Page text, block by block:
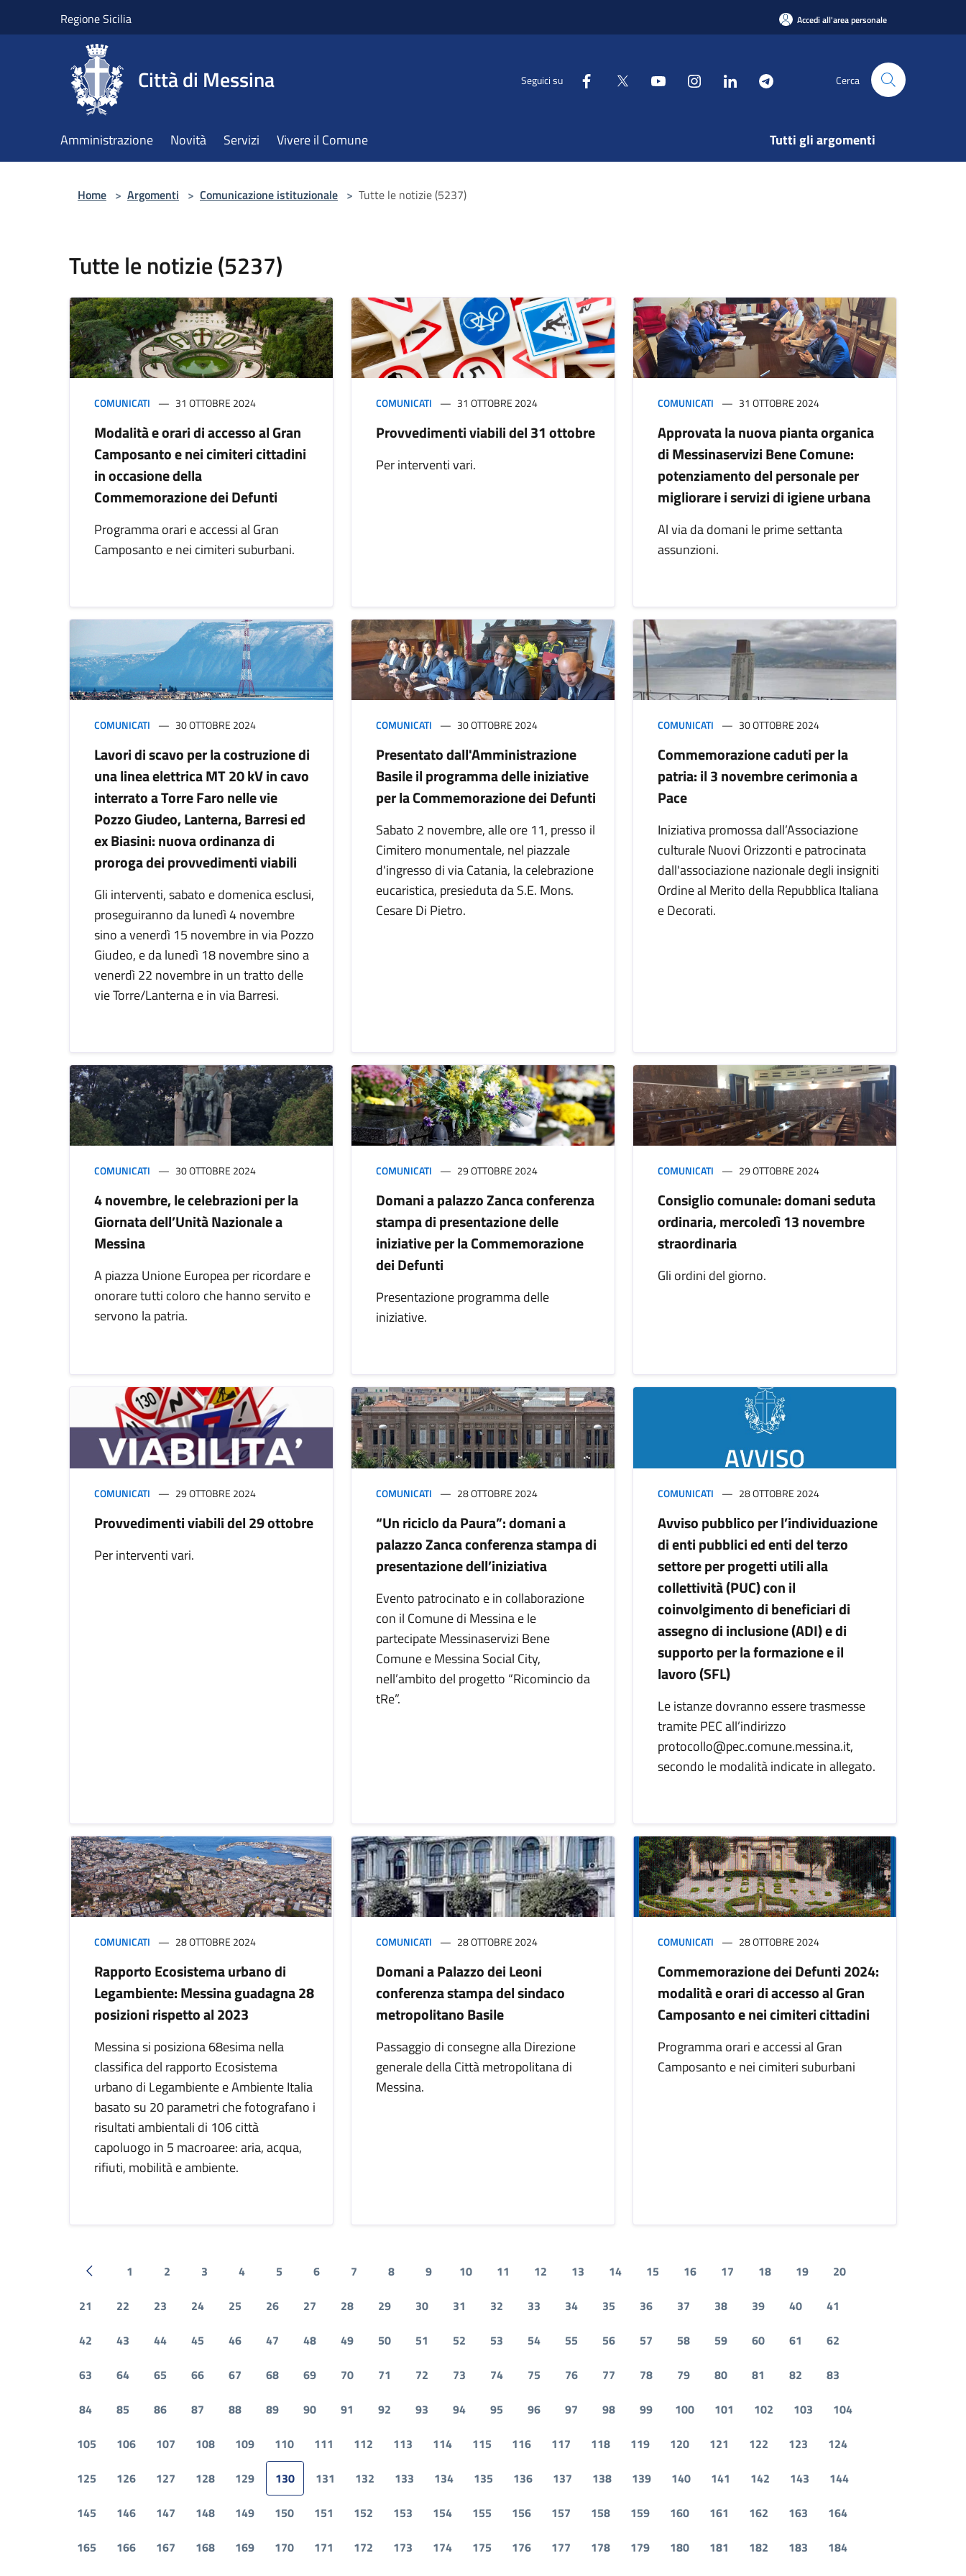
Regione Sicilia Accedi all'area personale
Città di Messina Seguici su Cerca
Amministrazione Novità Servizi Vivere il Comune Tutti gli argomenti
Home > Argomenti > Comunicazione istituzionale > Tutte le notizie (5237)
Tutte le notizie (5237)
COMUNICATI 31 OTTOBRE 2024
Modalità e orari di accesso al Gran
Camposanto e nei cimiteri cittadini
in occasione della
Commemorazione dei Defunti
Programma orari e accessi al Gran
Camposanto e nei cimiteri suburbani.
COMUNICATI 31 OTTOBRE 2024
Provvedimenti viabili del 31 ottobre
Per interventi vari.
COMUNICATI 31 OTTOBRE 2024
Approvata la nuova pianta organica
di Messinaservizi Bene Comune:
potenziamento del personale per
migliorare i servizi di igiene urbana
Al via da domani le prime settanta
assunzioni.
COMUNICATI 30 OTTOBRE 2024
Lavori di scavo per la costruzione di
una linea elettrica MT 20 kV in cavo
interrato a Torre Faro nelle vie
Pozzo Giudeo, Lanterna, Barresi ed
ex Biasini: nuova ordinanza di
proroga dei provvedimenti viabili
Gli interventi, sabato e domenica esclusi,
proseguiranno da lunedì 4 novembre
sino a venerdì 15 novembre in via Pozzo
Giudeo, e da lunedì 18 novembre sino a
venerdì 22 novembre in un tratto delle
vie Torre/Lanterna e in via Barresi.
COMUNICATI 30 OTTOBRE 2024
Presentato dall'Amministrazione
Basile il programma delle iniziative
per la Commemorazione dei Defunti
Sabato 2 novembre, alle ore 11, presso il
Cimitero monumentale, nel piazzale
d'ingresso di via Catania, la celebrazione
eucaristica, presieduta da S.E. Mons.
Cesare Di Pietro.
COMUNICATI 30 OTTOBRE 2024
Commemorazione caduti per la
patria: il 3 novembre cerimonia a
Pace
Iniziativa promossa dall’Associazione
culturale Nuovi Orizzonti e patrocinata
dall'associazione nazionale degli insigniti
Ordine al Merito della Repubblica Italiana
e Decorati.
COMUNICATI 30 OTTOBRE 2024
4 novembre, le celebrazioni per la
Giornata dell’Unità Nazionale a
Messina
A piazza Unione Europea per ricordare e
onorare tutti coloro che hanno servito e
servono la patria.
COMUNICATI 29 OTTOBRE 2024
Domani a palazzo Zanca conferenza
stampa di presentazione delle
iniziative per la Commemorazione
dei Defunti
Presentazione programma delle
iniziative.
COMUNICATI 29 OTTOBRE 2024
Consiglio comunale: domani seduta
ordinaria, mercoledì 13 novembre
straordinaria
Gli ordini del giorno.
COMUNICATI 29 OTTOBRE 2024
Provvedimenti viabili del 29 ottobre
Per interventi vari.
COMUNICATI 28 OTTOBRE 2024
“Un riciclo da Paura”: domani a
palazzo Zanca conferenza stampa di
presentazione dell’iniziativa
Evento patrocinato e in collaborazione
con il Comune di Messina e le
partecipate Messinaservizi Bene
Comune e Messina Social City,
nell’ambito del progetto “Ricomincio da
tRe”.
COMUNICATI 28 OTTOBRE 2024
Avviso pubblico per l’individuazione
di enti pubblici ed enti del terzo
settore per progetti utili alla
collettività (PUC) con il
coinvolgimento di beneficiari di
assegno di inclusione (ADI) e di
supporto per la formazione e il
lavoro (SFL)
Le istanze dovranno essere trasmesse
tramite PEC all’indirizzo
protocollo@pec.comune.messina.it,
secondo le modalità indicate in allegato.
COMUNICATI 28 OTTOBRE 2024
Rapporto Ecosistema urbano di
Legambiente: Messina guadagna 28
posizioni rispetto al 2023
Messina si posiziona 68esima nella
classifica del rapporto Ecosistema
urbano di Legambiente e Ambiente Italia
basato su 20 parametri che fotografano i
risultati ambientali di 106 città
capoluogo in 5 macroaree: aria, acqua,
rifiuti, mobilità e ambiente.
COMUNICATI 28 OTTOBRE 2024
Domani a Palazzo dei Leoni
conferenza stampa del sindaco
metropolitano Basile
Passaggio di consegne alla Direzione
generale della Città metropolitana di
Messina.
COMUNICATI 28 OTTOBRE 2024
Commemorazione dei Defunti 2024:
modalità e orari di accesso al Gran
Camposanto e nei cimiteri cittadini
Programma orari e accessi al Gran
Camposanto e nei cimiteri suburbani
Pagina precedente
1 2 3 4 5 6 7 8 9 10 11 12 13 14 15 16 17 18 19
20
21
22 23 24 25 26 27 28 29 30 31 32 33 34 35 36 37 38 39 40
41
42
43 44 45 46 47 48 49 50 51 52 53 54 55 56 57 58 59 60 61
62
63
64 65 66 67 68 69 70 71 72 73 74 75 76 77 78 79 80 81 82
83
84
85 86 87 88 89 90 91 92 93 94 95 96 97 98 99 100 101 102 103
104
105
106 107 108 109 110 111 112 113 114 115 116 117 118 119 120 121 122 123
124
125
126 127 128 129 130 131 132 133 134 135 136 137 138 139 140 141 142 143
144
145
146 147 148 149 150 151 152 153 154 155 156 157 158 159 160 161 162 163
164
165
166 167 168 169 170 171 172 173 174 175 176 177 178 179 180 181 182 183
184